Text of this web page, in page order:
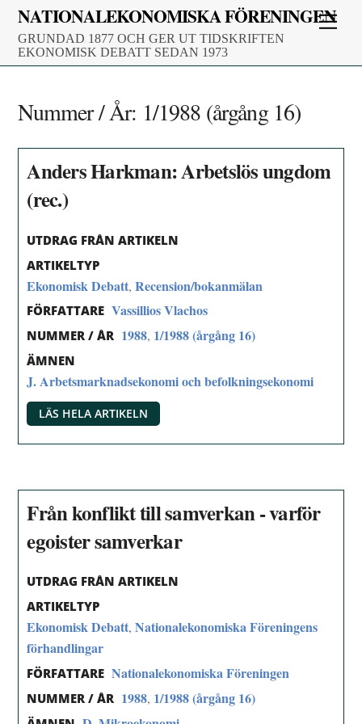
Skip
content
NATIONALEKONOMISKA FÖRENINGEN
GRUNDAD 1877 OCH GER UT TIDSKRIFTEN
EKONOMISK DEBATT SEDAN 1973
Nummer / År: 1/1988 (årgång 16)
Anders Harkman: Arbetslös ungdom
(rec.)
UTDRAG FRÅN ARTIKELN
ARTIKELTYP
Ekonomisk Debatt,Recension/bokanmälan
FÖRFATTARE Vassillios Vlachos
NUMMER / ÅR 1988, 1/1988 (årgång 16)
ÄMNEN
J. Arbetsmarknadsekonomi och befolkningsekonomi
LÄS HELA ARTIKELN
Från konflikt till samverkan - varför
egoister samverkar
UTDRAG FRÅN ARTIKELN
ARTIKELTYP
Ekonomisk Debatt,Nationalekonomiska Föreningens
förhandlingar
FÖRFATTARE Nationalekonomiska Föreningen
NUMMER / ÅR 1988, 1/1988 (årgång 16)